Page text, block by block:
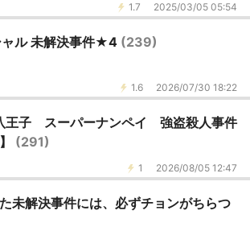
1.7 2025/03/05 05:54
ャル 未解決事件★4 (239)
1.6 2026/07/30 18:22
王子 スーパーナンペイ 強盗殺人事件
(291)
1 2026/08/05 12:47
未解決事件には、必ずチョンがちらつ